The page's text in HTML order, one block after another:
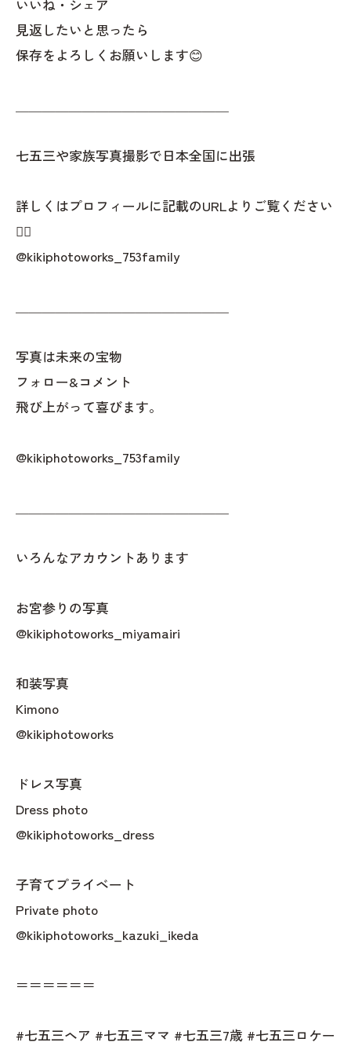
いいね・シェア
見返したいと思ったら
保存をよろしくお願いします😊
七五三や家族写真撮影で日本全国に出張
詳しくはプロフィールに記載のURLよりご覧ください
👇🏻
@kikiphotoworks_753family
写真は未来の宝物
フォロー&コメント
飛び上がって喜びます。
@kikiphotoworks_753family
いろんなアカウントあります
お宮参りの写真
@kikiphotoworks_miyamairi
和装写真
Kimono
@kikiphotoworks
ドレス写真
Dress photo
@kikiphotoworks_dress
子育てプライベート
Private photo
@kikiphotoworks_kazuki_ikeda
＝＝＝＝＝＝
#七五三ヘア #七五三ママ #七五三7歳 #七五三ロケー